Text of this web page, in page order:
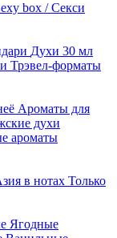
box / Секси
Духи 30 мл
Трэвел-форматы
Ароматы для
духи
ароматы
в нотах Только
Ягодные